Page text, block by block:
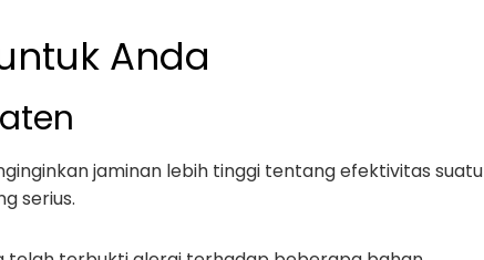
Anda
jaminan lebih tinggi tentang efektivitas suatu
serius.